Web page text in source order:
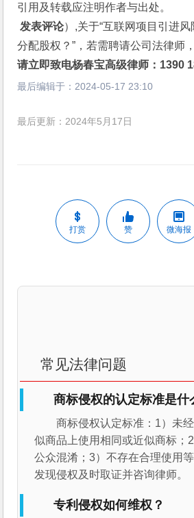
引用及转载应注明作者与出处。
发表评论）,关于“互联网项目引进
分配股权？”，若需聘请公司法律师，
请立即致电杨春宝高级律师：1390
最后编辑于： 2024-05-17 23:10
最后更新：2024年5月17日
打赏 赞 微海报
常见法律问题
商标侵权的认定标准是什
商标侵权认定标准：1）未
似商品上使用相同或近似商标；
公众混淆；3）不存在合理使用
发现侵权及时取证并咨询律师。
专利侵权如何维权？